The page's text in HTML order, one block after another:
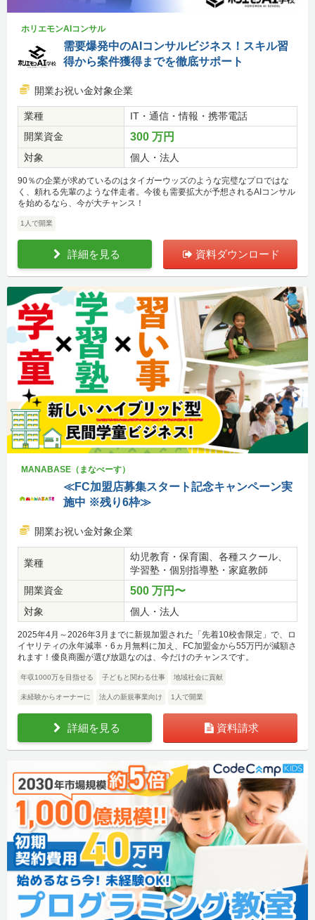
ホリエモンAIコンサル
需要爆発中のAIコンサルビジネス！スキル習
得から案件獲得までを徹底サポート
開業お祝い金対象企業
業種
IT・通信・情報・携帯電話
開業資金
300 万円
対象 個人・法人
90％の企業が求めているのはタイガーウッズのような完璧なプロではな
く、頼れる先輩のような伴走者。今後も需要拡大が予想されるAIコンサル
を始めるなら、今が大チャンス！
1人で開業
詳細を見る 資料ダウンロード
MANABASE（まなべーす）
≪FC加盟店募集スタート記念キャンペーン実
施中 ※残り6枠≫
開業お祝い金対象企業
業種
幼児教育・保育園、各種スクール、
学習塾・個別指導塾・家庭教師
開業資金
500 万円〜
対象 個人・法人
2025年4月～2026年3月までに新規加盟された「先着10校舎限定」で、ロ
イヤリティの永年減率・6ヵ月無料に加え、FC加盟金から55万円が減額さ
れます！優良商圏が選び放題なのは、今だけのチャンスです。
年収1000万を目指せる 子どもと関わる仕事 地域社会に貢献
未経験からオーナーに 法人の新規事業向け 1人で開業
詳細を見る 資料請求